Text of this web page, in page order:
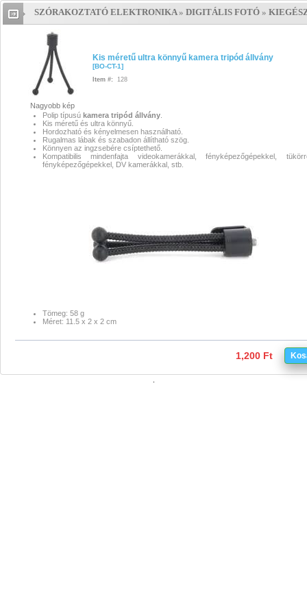
Kis méretű ultra könnyű
tripód állvány Kis méretű ultra
könnyű kamera tripód állvány
méretű ultra könnyű kamera
állvány
kamera tripód,kamera állvány
SZÓRAKOZTATÓ ELEKTRONIKA» DIGITÁLIS FOTÓ »
Nagyobb kép
Kis méretű ultra könnyű kamera tripód állvány
[BO-CT-1]
Item #: 128
Polip típusú kamera tripód állvány.
Kis méretű és ultra könnyű.
Hordozható és kényelmesen használható.
Rugalmas lábak és szabadon állítható szög.
Könnyen az ingzsebére csíptethető.
Kompatibilis mindenfajta videokamerákkal, fényképezőgépekkel,
fényképezőgépekkel, DV kamerákkal, stb.
Tömeg: 58 g
Méret: 11.5 x 2 x 2 cm
1,200 Ft